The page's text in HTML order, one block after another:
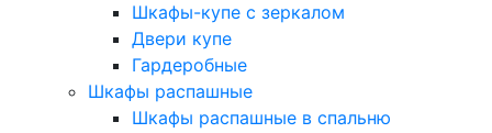
Шкафы-купе с зеркалом
Двери купе
Гардеробные
Шкафы распашные
Шкафы распашные в спальню